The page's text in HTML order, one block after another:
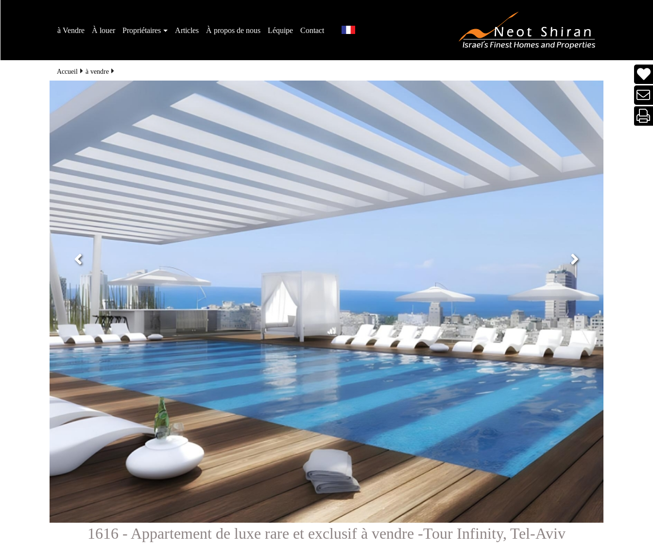
à Vendre À louer Propriétaires Articles À propos de nous Léquipe Contact
Accueil à vendre
1616 - Appartement de luxe rare et exclusif à vendre -Tour Infinity, Tel-Aviv